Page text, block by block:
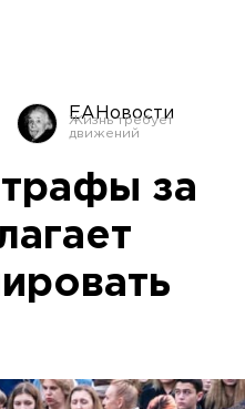
ЕАНовости
за